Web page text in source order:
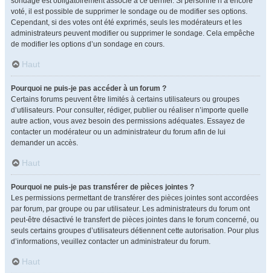
voté, il est possible de supprimer le sondage ou de modifier ses options.
Cependant, si des votes ont été exprimés, seuls les modérateurs et les
administrateurs peuvent modifier ou supprimer le sondage. Cela empêche
de modifier les options d’un sondage en cours.
Haut
Pourquoi ne puis-je pas accéder à un forum ?
Certains forums peuvent être limités à certains utilisateurs ou groupes
d’utilisateurs. Pour consulter, rédiger, publier ou réaliser n’importe quelle
autre action, vous avez besoin des permissions adéquates. Essayez de
contacter un modérateur ou un administrateur du forum afin de lui
demander un accès.
Haut
Pourquoi ne puis-je pas transférer de pièces jointes ?
Les permissions permettant de transférer des pièces jointes sont accordées
par forum, par groupe ou par utilisateur. Les administrateurs du forum ont
peut-être désactivé le transfert de pièces jointes dans le forum concerné, ou
seuls certains groupes d’utilisateurs détiennent cette autorisation. Pour plus
d’informations, veuillez contacter un administrateur du forum.
Haut